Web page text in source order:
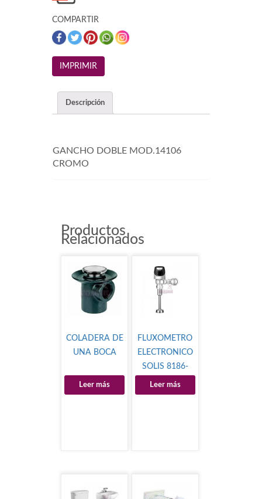
COMPARTIR
Descripción
GANCHO DOBLE MOD.14106
CROMO
Productos
Relacionados
COLADERA DE
UNA BOCA
Leer más
FLUXOMETRO
ELECTRONICO
SOLIS 8186-
Leer más